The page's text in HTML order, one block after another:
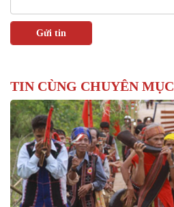
TIN CÙNG CHUYÊN MỤC